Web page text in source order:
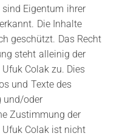
Eigentum ihrer
Die Inhalte
geschützt. Das Recht
steht alleinig der
Colak zu. Dies
und Texte des
und/oder
Zustimmung der
Colak ist nicht